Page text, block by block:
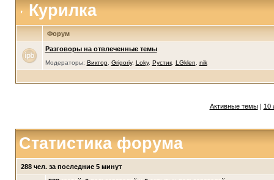
Курилка
Форум
Разговоры на отвлеченные темы
Модераторы: Виктор, Grigoriy, Loky, Рустик, LGklen nik
Активные темы| 10
Статистика форума
288 чел. за последние 5 минут